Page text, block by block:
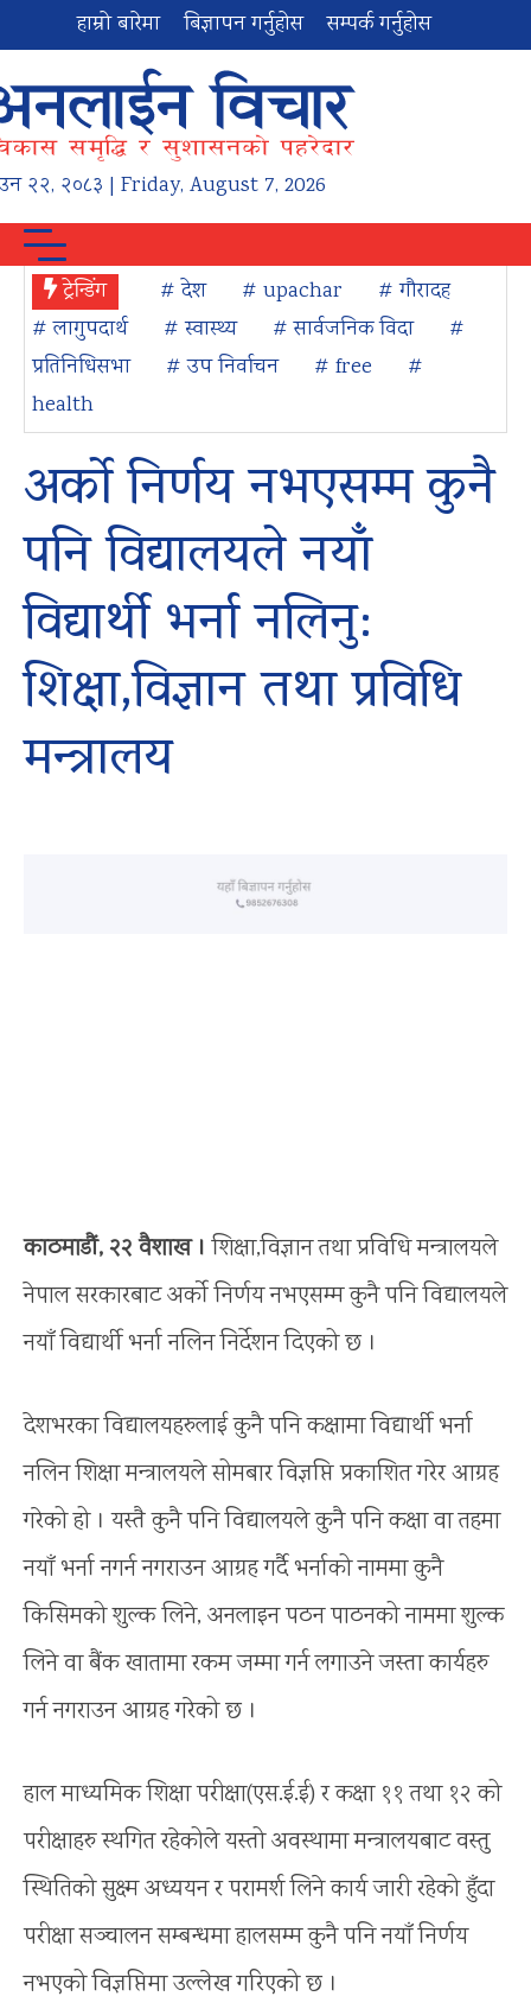
हाम्रो बारेमा बिज्ञापन गर्नुहोस सम्पर्क गर्नुहोस
२२, २०८३ | Friday, August 7, 2026
ट्रेन्डिंग # देश # upachar
# गौरादह
# लागुपदार्थ
# स्वास्थ्य # सार्वजनिक विदा
#
प्रतिनिधिसभा
# उप निर्वाचन # free
#
health
अर्को निर्णय नभएसम्म कुनै
पनि विद्यालयले नयाँ
विद्यार्थी भर्ना नलिनु:
शिक्षा,विज्ञान तथा प्रविधि
मन्त्रालय
काठमाडौं, २२ वैशाख । शिक्षा,विज्ञान तथा प्रविधि मन्त्रालयले
नेपाल सरकारबाट अर्को निर्णय नभएसम्म कुनै पनि विद्यालयले
नयाँ विद्यार्थी भर्ना नलिन निर्देशन दिएको छ ।
देशभरका विद्यालयहरुलाई कुनै पनि कक्षामा विद्यार्थी भर्ना
नलिन शिक्षा मन्त्रालयले सोमबार विज्ञप्ति प्रकाशित गरेर आग्रह
गरेको हो । यस्तै कुनै पनि विद्यालयले कुनै पनि कक्षा वा तहमा
नयाँ भर्ना नगर्न नगराउन आग्रह गर्दै भर्नाको नाममा कुनै
किसिमको शुल्क लिने, अनलाइन पठन पाठनको नाममा शुल्क
लिने वा बैंक खातामा रकम जम्मा गर्न लगाउने जस्ता कार्यहरु
गर्न नगराउन आग्रह गरेको छ ।
हाल माध्यमिक शिक्षा परीक्षा(एस.ई.ई) र कक्षा ११ तथा १२ को
परीक्षाहरु स्थगित रहेकोले यस्तो अवस्थामा मन्त्रालयबाट वस्तु
स्थितिको सुक्ष्म अध्ययन र परामर्श लिने कार्य जारी रहेको हुँदा
परीक्षा सञ्चालन सम्बन्धमा हालसम्म कुनै पनि नयाँ निर्णय
नभएको विज्ञप्तिमा उल्लेख गरिएको छ ।